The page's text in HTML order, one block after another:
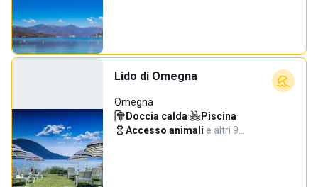
Lido di Omegna
Omegna
Doccia calda· Piscina·
Accesso animali·e altri 9…